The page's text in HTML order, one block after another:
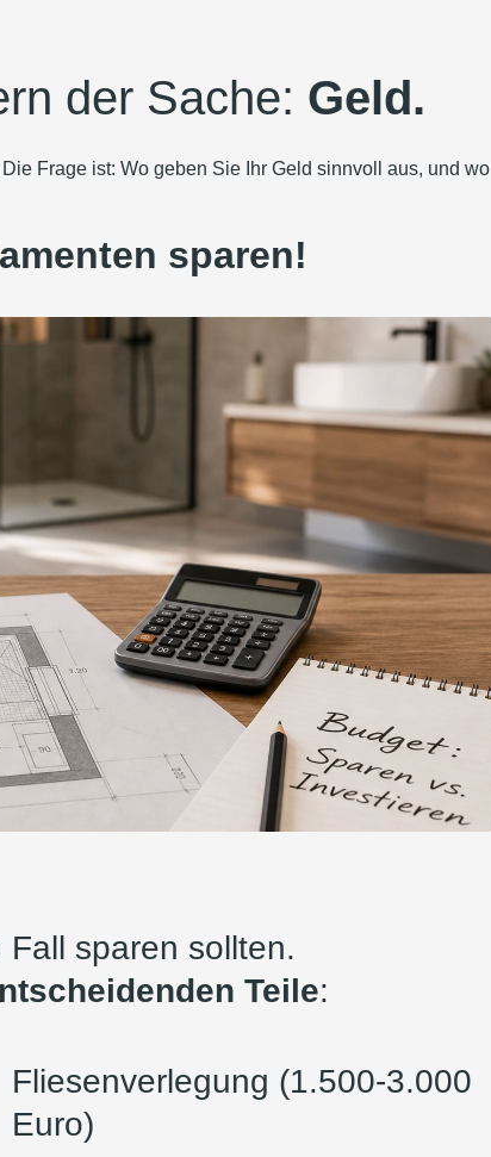
der Sache: Geld.
Frage ist: Wo geben Sie Ihr Geld sinnvoll aus, und wo
sparen!
sparen sollten.
Teile:
Fliesenverlegung (1.500-3.000
Euro)